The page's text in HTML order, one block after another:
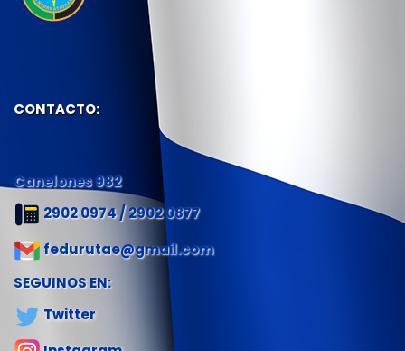
CONTACTO:
Canelones 982
2902 0974 / 2902 0877
fedurutae@gmail.com
SEGUINOS EN:
Twitter